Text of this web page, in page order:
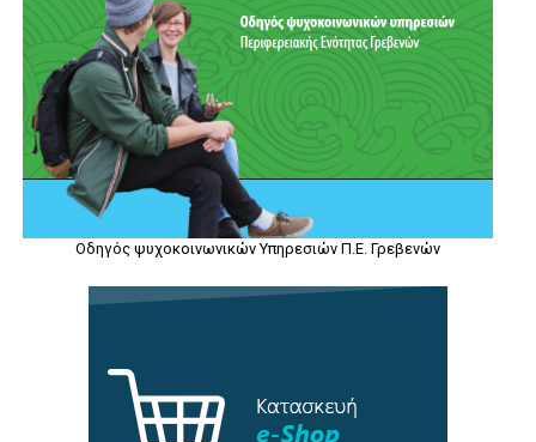
Οδηγός ψυχοκοινωνικών Υπηρεσιών Π.Ε. Γρεβενών